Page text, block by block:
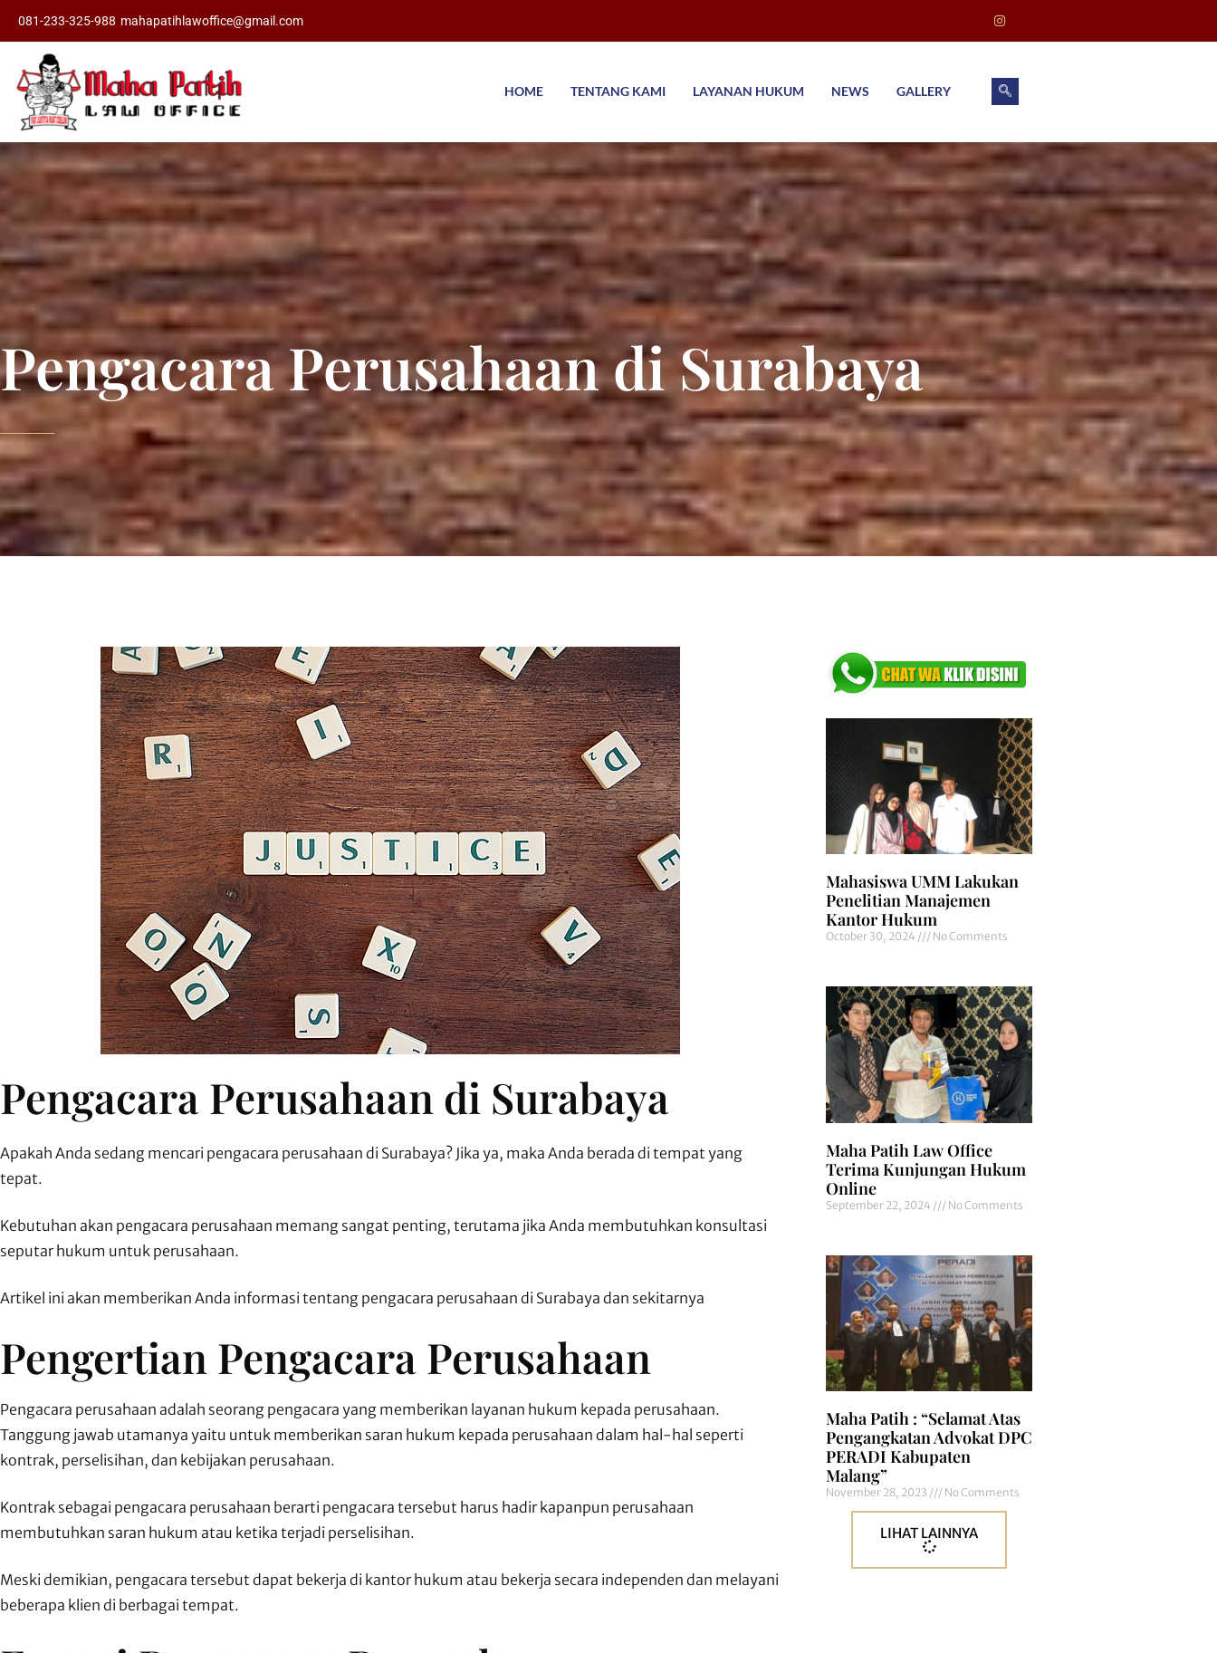
081-233-325-988 mahapatihlawoffice@gmail.com
HOME TENTANG KAMI LAYANAN HUKUM NEWS GALLERY
Pengacara Perusahaan di Surabaya
Pengacara Perusahaan di Surabaya
Apakah Anda sedang mencari pengacara perusahaan di Surabaya? Jika ya, maka Anda berada di tempat yang
tepat.
Kebutuhan akan pengacara perusahaan memang sangat penting, terutama jika Anda membutuhkan konsultasi
seputar hukum untuk perusahaan.
Artikel ini akan memberikan Anda informasi tentang pengacara perusahaan di Surabaya dan sekitarnya
Pengertian Pengacara Perusahaan
Pengacara perusahaan adalah seorang pengacara yang memberikan layanan hukum kepada perusahaan.
Tanggung jawab utamanya yaitu untuk memberikan saran hukum kepada perusahaan dalam hal-hal seperti
kontrak, perselisihan, dan kebijakan perusahaan.
Kontrak sebagai pengacara perusahaan berarti pengacara tersebut harus hadir kapanpun perusahaan
membutuhkan saran hukum atau ketika terjadi perselisihan.
Meski demikian, pengacara tersebut dapat bekerja di kantor hukum atau bekerja secara independen dan melayani
beberapa klien di berbagai tempat.
Mahasiswa UMM Lakukan
Penelitian Manajemen
Kantor Hukum
October 30, 2024 No Comments
Maha Patih Law Office
Terima Kunjungan Hukum
Online
September 22, 2024 No Comments
Maha Patih : “Selamat Atas
Pengangkatan Advokat DPC
PERADI Kabupaten
Malang”
November 28, 2023 No Comments
LIHAT LAINNYA